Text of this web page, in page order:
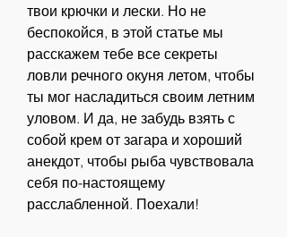
твои крючки и лески. Но не
беспокойся, в этой статье мы
расскажем тебе все секреты
ловли речного окуня летом, чтобы
ты мог насладиться своим летним
уловом. И да, не забудь взять с
собой крем от загара и хороший
анекдот, чтобы рыба чувствовала
себя по-настоящему
расслабленной. Поехали!